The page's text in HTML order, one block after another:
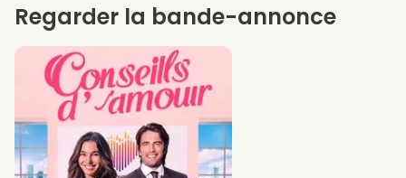
Regarder la bande-annonce